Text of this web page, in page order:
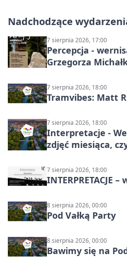
Nadchodzące
7 sierpnia 2026, 17:00
Percepcja -
Grzegorza
7 sierpnia 2026, 18:00
Tramvibes: Matt
7 sierpnia 2026, 18:00
Interpretacje -
zdjęć miesiąca,
Fotograficznego
7 sierpnia 2026, 18:00
INTERPRETACJE
8 sierpnia 2026, 00:00
Pod Vałką Party
8 sierpnia 2026, 00:00
Bawimy się na